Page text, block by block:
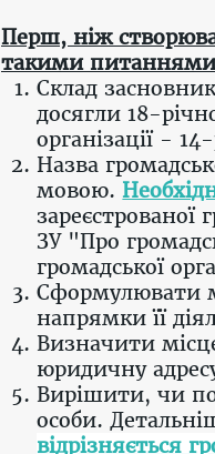
Перш, ніж
такими
Склад
досягли 18-
організації -
Назва
мовою.
зареєстрованої
ЗУ "Про
громадської
Сформулювати
напрямки її
Визначити
юридичну
Вирішити, чи
особи.
відрізняється